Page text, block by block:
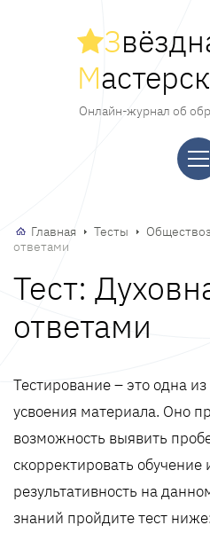
З
М
Онлайн-журнал об
Главная Тесты
ответами
Тест:
ответами
Тестирование – это одна
усвоения материала. Оно
возможность выявить
скорректировать обучение
результативность на
знаний пройдите тест ниже: